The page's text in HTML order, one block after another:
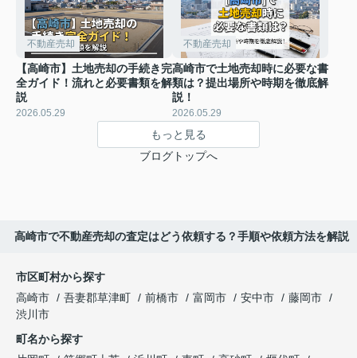
不動産売却
【高崎市】土地売却の手続き完
全ガイド！流れと必要書類を解
説
2026.05.29
不動産売却
高崎市で土地売却時に必要な書
類は？提出場所や時期を徹底解
説！
2026.05.29
もっと見る
ブログトップへ
高崎市で不動産売却の査定はどう依頼する？手順や依頼方法を解説
市区町村から探す
高崎市
吾妻郡草津町 前橋市 富岡市 安中市
藤岡市
渋川市
町名から探す